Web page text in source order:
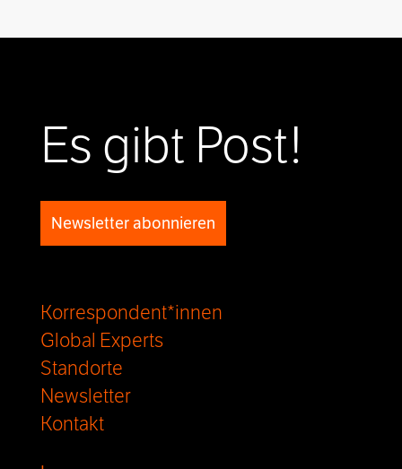
Es gibt Post!
Newsletter abonnieren
Korrespondent*innen
Global Experts
Standorte
Newsletter
Kontakt